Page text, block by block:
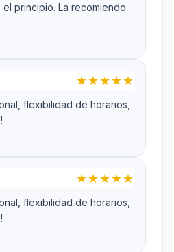
principio. La recomiendo
★★★★★
flexibilidad de horarios,
★★★★★
flexibilidad de horarios,